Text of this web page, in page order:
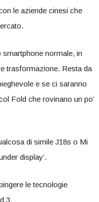
le aziende cinesi che
normale, in
trasformazione. Resta da
e se ci saranno
Fold che rovinano un po’
di simile J18s o Mi
display’.
le tecnologie
3.